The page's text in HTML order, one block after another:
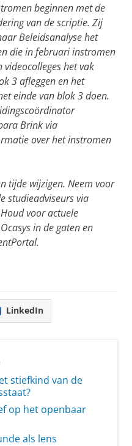
beginnen met de
van de scriptie. Zij
Beleidsanalyse het
die in februari instromen
het vak
3 afleggen en het
einde van blok 3 doen.
Brink via
over het instromen
tijde wijzigen. Neem voor
studieadviseurs via
voor actuele
Ocasysin de gaten en
LinkedIn
stiefkind van de
op het openbaar
als lens